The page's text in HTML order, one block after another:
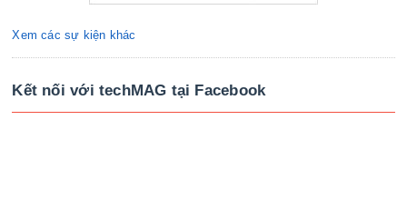
Xem các sự kiện khác
Kết nối với techMAG tại Facebook